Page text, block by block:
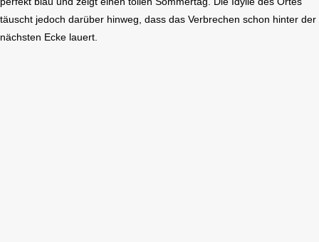
täuscht jedoch darüber hinweg, dass das Verbrechen schon hinter der
nächsten Ecke lauert.